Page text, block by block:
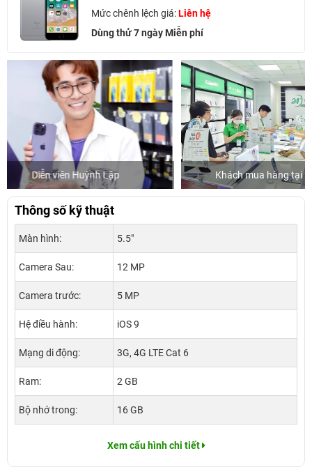
Mức chênh lệch giá:Liên hệ
Dùng thử 7 ngày Miễn phí
Khách mua hàng tại 24hStore Ca sĩ/
Thông số kỹ thuật
Màn hình: 5.5"
Camera Sau: 12 MP
Camera trước: 5 MP
Hệ điều hành: iOS 9
Mạng di động: 3G, 4G LTE Cat 6
Ram: 2 GB
Bộ nhớ trong: 16 GB
Xem cấu hình chi tiết